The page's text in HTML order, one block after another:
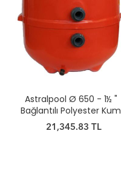
Astralpool Ø 650 - 1½ "
Bağlantılı Polyester Kum
Filtresi
21,345.83 TL